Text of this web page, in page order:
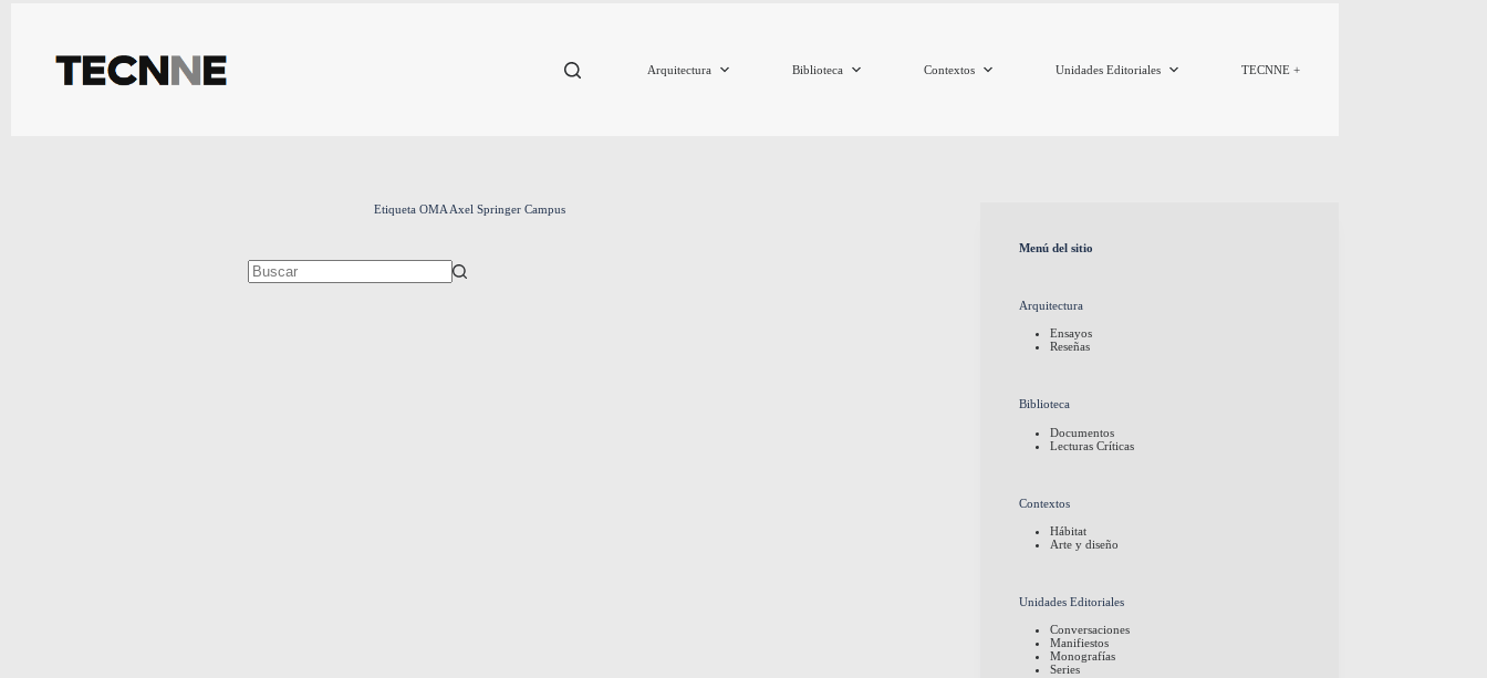
Arquitectura Biblioteca Contextos Unidades Editoriales TECNNE +
Etiqueta OMA Axel Springer Campus
Menú del sitio
Arquitectura
Ensayos
Reseñas
Biblioteca
Documentos
Lecturas Críticas
Contextos
Hábitat
Arte y diseño
Unidades Editoriales
Conversaciones
Manifiestos
Monografías
Series